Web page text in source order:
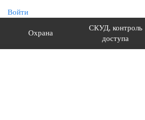
Войти
Охрана
СКУД, контроль
доступа